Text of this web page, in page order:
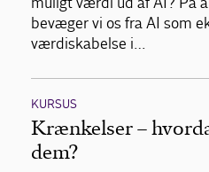
bevæger vi os fra AI som
værdiskabelse i…
KURSUS
Krænkelser –
dem?